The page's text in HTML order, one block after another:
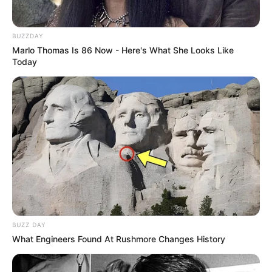
com fita adesiva.
BUZZDAY
Marlo Thomas Is 86 Now - Here's What She Looks Like
Today
BUZZ DAY
What Engineers Found At Rushmore Changes History